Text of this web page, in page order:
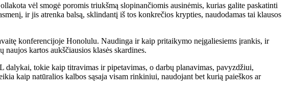
vėl smogė poromis triukšmą slopinančiomis ausinėmis, kurias galite paskatinti
ir jis atrenka balsą, sklindantį iš tos konkrečios krypties, naudodamas tai klausos
konferencijoje Honolulu. Naudinga ir kaip pritaikymo neįgaliesiems įrankis, ir
kartos aukščiausios klasės skardines.
tokie kaip titravimas ir pipetavimas, o darbų planavimas, pavyzdžiui,
kaip natūralios kalbos sąsaja visam rinkiniui, naudojant bet kurią paieškos ar